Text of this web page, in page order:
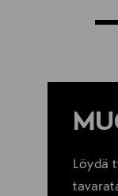
Löydä